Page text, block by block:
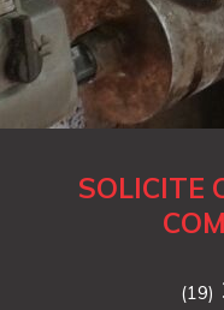
SOLICITE
(19)